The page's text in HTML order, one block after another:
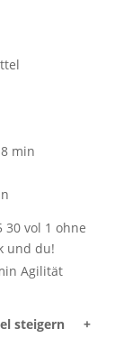
min
30 vol 1 ohne
und du!
Agilität
steigern
+